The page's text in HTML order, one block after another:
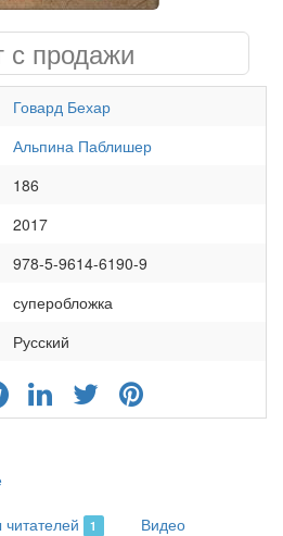
с продажи
Говард Бехар
Альпина Паблишер
186
2017
978-5-9614-6190-9
суперобложка
Русский
1 Видео